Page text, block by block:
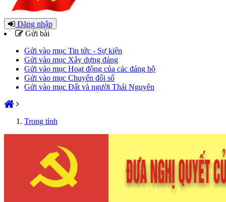
Đăng nhập
Gửi bài
Gửi vào mục Tin tức - Sự kiện
Gửi vào mục Xây dựng đảng
Gửi vào mục Hoạt động của các đảng bộ
Gửi vào mục Chuyển đổi số
Gửi vào mục Đất và người Thái Nguyên
Trong tỉnh